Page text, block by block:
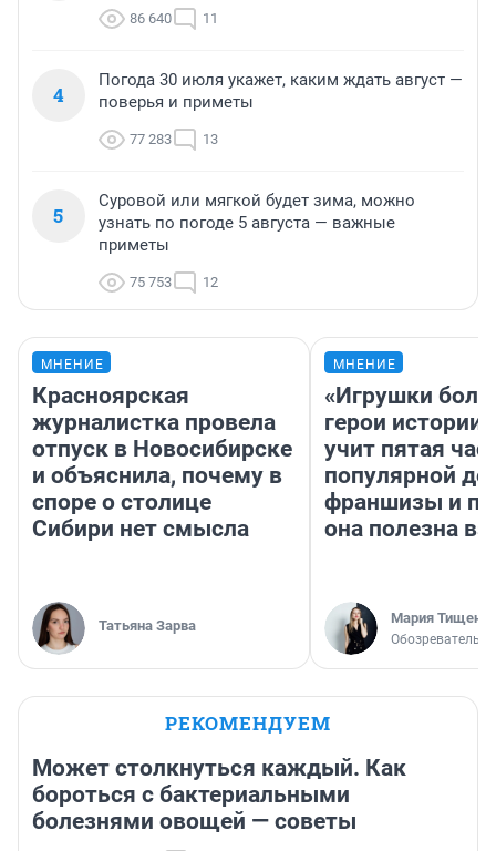
86 640 11
4
Погода 30 июля укажет, каким ждать август —
поверья и приметы
77 283 13
5
Суровой или мягкой будет зима, можно
узнать по погоде 5 августа — важные
приметы
75 753 12
МНЕНИЕ
Красноярская
журналистка провела
отпуск в Новосибирске
и объяснила, почему в
споре о столице
Сибири нет смысла
Татьяна Зарва
МНЕНИЕ
«Игрушки
герои
учит пятая
популярной
франшизы и
она полезна
Мария Тищенко
Обозреватель
РЕКОМЕНДУЕМ
Может столкнуться каждый. Как
бороться с бактериальными
болезнями овощей — советы